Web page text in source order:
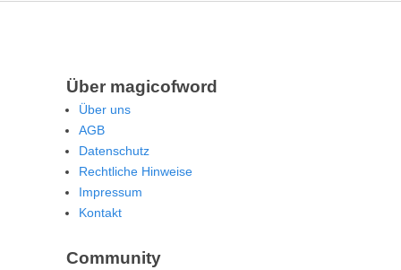
Über magicofword
Über uns
AGB
Datenschutz
Rechtliche Hinweise
Impressum
Kontakt
Community